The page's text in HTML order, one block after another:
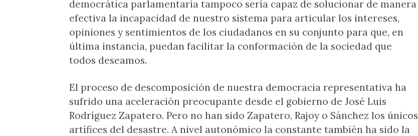
democrática parlamentaria tampoco sería capaz de solucionar de manera
efectiva la incapacidad de nuestro sistema para articular los intereses,
opiniones y sentimientos de los ciudadanos en su conjunto para que, en
última instancia, puedan facilitar la conformación de la sociedad que
todos deseamos.
El proceso de descomposición de nuestra democracia representativa ha
sufrido una aceleración preocupante desde el gobierno de José Luis
Rodríguez Zapatero. Pero no han sido Zapatero, Rajoy o Sánchez los únicos
artífices del desastre. A nivel autonómico la constante también ha sido la